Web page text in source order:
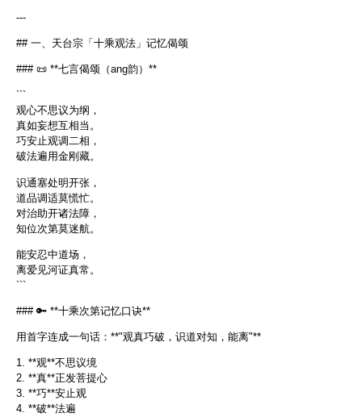
---
## 一、天台宗「十乘观法」记忆偈颂
### 📜 **七言偈颂（ang韵）**
```
观心不思议为纲，
真如妄想互相当。
巧安止观调二相，
破法遍用金刚藏。
识通塞处明开张，
道品调适莫慌忙。
对治助开诸法障，
知位次第莫迷航。
能安忍中道场，
离爱见河证真常。
```
### 🔑 **十乘次第记忆口诀**
用首字连成一句话：**"观真巧破，识道对知，能离"**
1. **观**不思议境
2. **真**正发菩提心
3. **巧**安止观
4. **破**法遍